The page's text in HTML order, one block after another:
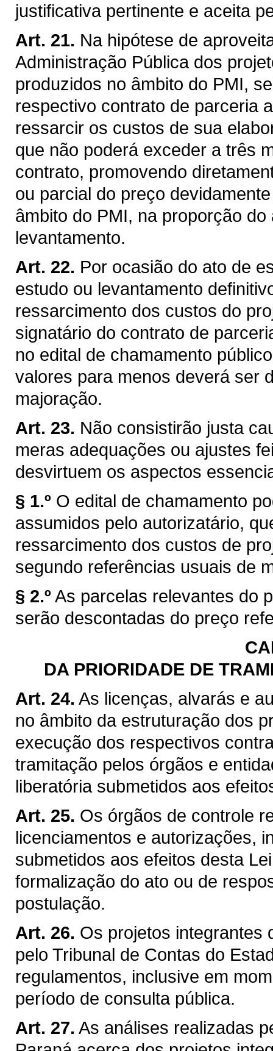
justificativa pertinente e aceita
Art. 21. Na hipótese de
Administração Pública dos
produzidos no âmbito do PMI,
respectivo contrato de parceria
ressarcir os custos de sua
que não poderá exceder a três
contrato, promovendo
ou parcial do preço
âmbito do PMI, na proporção
levantamento.
Art. 22. Por ocasião do ato de
estudo ou levantamento
ressarcimento dos custos do
signatário do contrato de
no edital de chamamento
valores para menos deverá ser
majoração.
Art. 23. Não consistirão justa
meras adequações ou ajustes
desvirtuem os aspectos
§ 1.º O edital de chamamento
assumidos pelo autorizatário,
ressarcimento dos custos de
segundo referências usuais de
§ 2.º As parcelas relevantes do
serão descontadas do preço
DA PRIORIDADE DE
Art. 24. As licenças, alvarás e
no âmbito da estruturação dos
execução dos respectivos
tramitação pelos órgãos e
liberatória submetidos aos
Art. 25. Os órgãos de controle
licenciamentos e autorizações,
submetidos aos efeitos desta
formalização do ato ou de
postulação.
Art. 26. Os projetos integrantes
pelo Tribunal de Contas do
regulamentos, inclusive em
período de consulta pública.
Art. 27. As análises realizadas